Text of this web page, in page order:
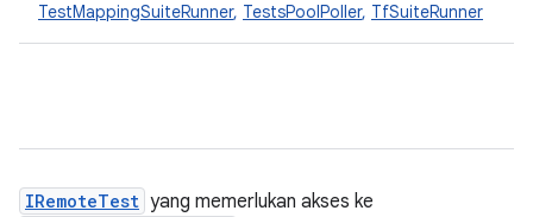
TestMappingSuiteRunner, TestsPoolPoller, TfSuiteRunner
IRemoteTest yang memerlukan akses ke